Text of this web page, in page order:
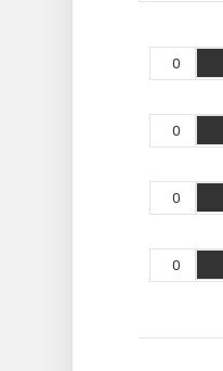
0
0
0
0